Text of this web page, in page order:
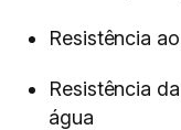
Resistência
Resistência
água